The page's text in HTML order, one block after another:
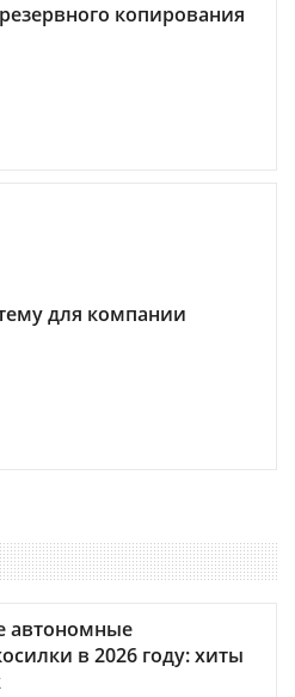
копирования
для компании
автономные
в 2026 году: хиты